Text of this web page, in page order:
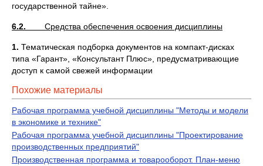
государственной тайне».
6.2. Средства обеспечения освоения дисциплины
1. Тематическая подборка документов на компакт-дисках
типа «Гарант», «Консультант Плюс», предусматривающие
доступ к самой свежей информации
Похожие материалы
Рабочая программа учебной дисциплины "Методы и модели
в экономике и технике"
Рабочая программа учебной дисциплины "Проектирование
производственных предприятий"
Производственная программа и товарооборот. План-меню